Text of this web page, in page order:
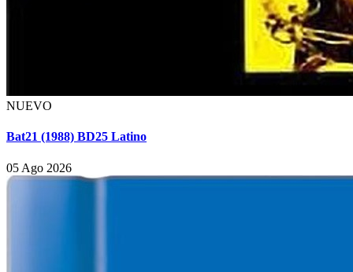
NUEVO
Bat21 (1988) BD25 Latino
05 Ago 2026